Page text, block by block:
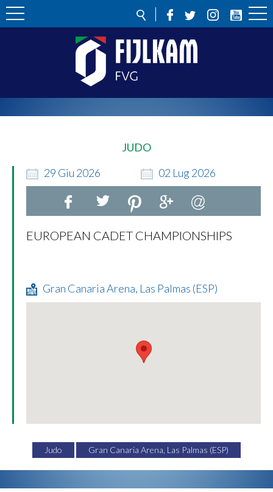
JUDO
29 Giu 2026 02 Lug2026
EUROPEAN CADET CHAMPIONSHIPS
Gran Canaria Arena, Las Palmas (ESP)
Judo Gran Canaria Arena, Las Palmas (ESP)